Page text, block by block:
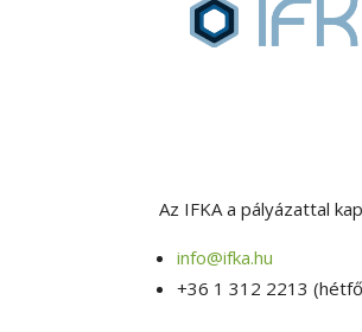
Az IFKA a pályázattal
info@ifka.hu
+36 1 312 2213